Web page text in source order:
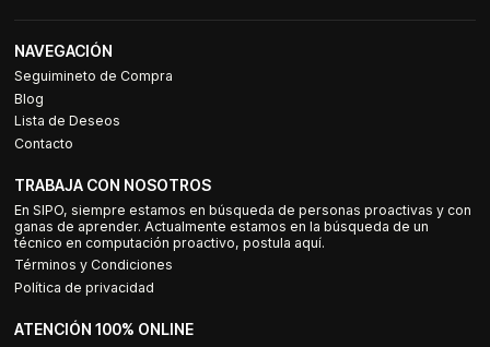
NAVEGACIÓN
Seguimineto de Compra
Blog
Lista de Deseos
Contacto
TRABAJA CON NOSOTROS
En SIPO, siempre estamos en búsqueda de personas proactivas y con
ganas de aprender. Actualmente estamos en la búsqueda de un
técnico en computación proactivo, postula aquí.
Términos y Condiciones
Política de privacidad
ATENCIÓN 100% ONLINE